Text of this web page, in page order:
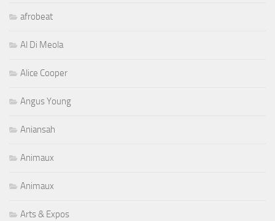
afrobeat
Al Di Meola
Alice Cooper
Angus Young
Aniansah
Animaux
Animaux
Arts & Expos